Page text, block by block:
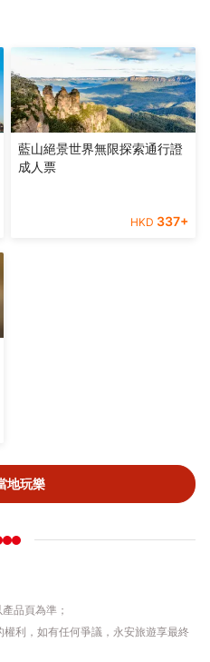
藍山絕景世界無限探索通行證
成人票
HKD 337+
地玩樂
品頁為準；
利，如有任何爭議，永安旅遊享最終